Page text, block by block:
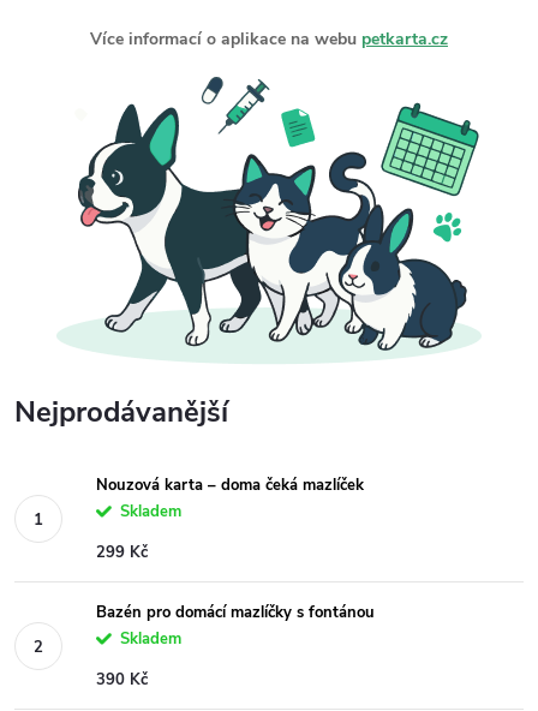
Více informací o aplikace na webu petkarta.cz
Nejprodávanější
Nouzová karta – doma čeká mazlíček
Skladem
299 Kč
Bazén pro domácí mazlíčky s fontánou
Skladem
390 Kč